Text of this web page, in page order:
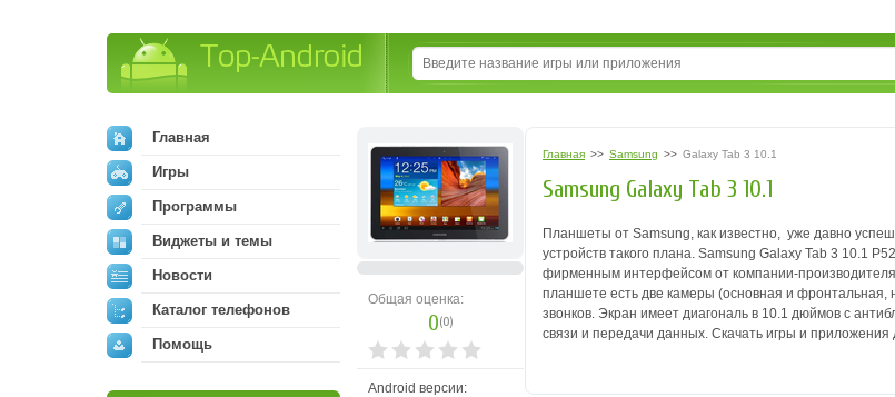
Общая оценка:
0(0)
Android версии:
Главная >> Samsung >> Galaxy Tab 3 10.1
Samsung Galaxy Tab 3 10.1
Планшеты от Samsung, как известно, уже давно
устройств такого плана. Samsung Galaxy Tab 3 10.1
фирменным интерфейсом от компании-
планшете есть две камеры (основная и фронтальная,
звонков. Экран имеет диагональ в 10.1 дюймов с
связи и передачи данных. Скачать игры и приложения
Главная
Игры
Программы
Виджеты и темы
Новости
Каталог телефонов
Помощь